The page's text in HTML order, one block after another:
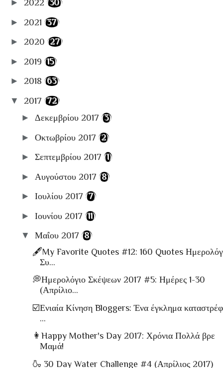
📽Cinema
🍴Food
🛫Travel
📋Αρχειοθήκες
► 2022 (30)
► 2021 (37)
► 2020 (27)
► 2019 (15)
► 2018 (63)
▼ 2017 (72)
► Δεκεμβρίου 2017 (3)
► Οκτωβρίου 2017 (2)
► Σεπτεμβρίου 2017 (1)
► Αυγούστου 2017 (8)
► Ιουλίου 2017 (7)
► Ιουνίου 2017 (11)
▼ Μαΐου 2017 (8)
🖋My Favorite Quotes #12: 160 Quotes
Συ...
💭Ημερολόγιο Σκέψεων 2017 #5: Ημέρες 1-30
(Απρίλιο...
☑️Ενιαία Κίνηση Bloggers: Ένα έγκλημα
...
👩Happy Mother's Day 2017: Χρόνια Πολλά βρε
Μαμά!
🍶 30 Day Water Challenge #4 (Απρίλιος 2017)